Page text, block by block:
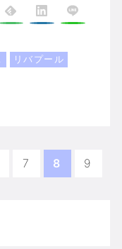
リバプール
7 8 9